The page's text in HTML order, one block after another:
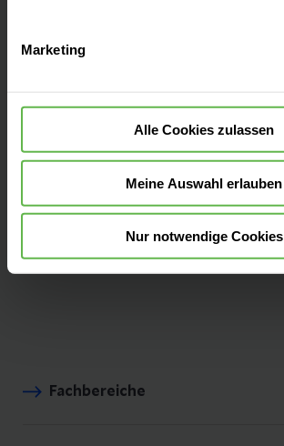
widerrufen.
Marketing
Alle Cookies zulassen
Meine Auswahl erlauben
Nur notwendige Cookies
81241 München
(089) 8892-0
Fachbereiche